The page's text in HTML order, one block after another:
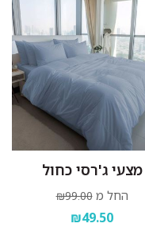
מצעי ג'רסי כחול
החל מ ₪99.00
₪49.50